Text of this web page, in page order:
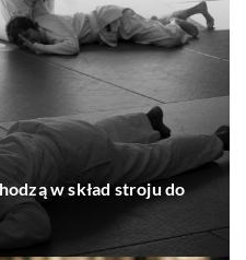
w skład stroju do